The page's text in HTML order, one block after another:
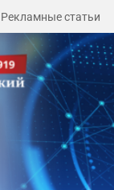
Рекламные статьи